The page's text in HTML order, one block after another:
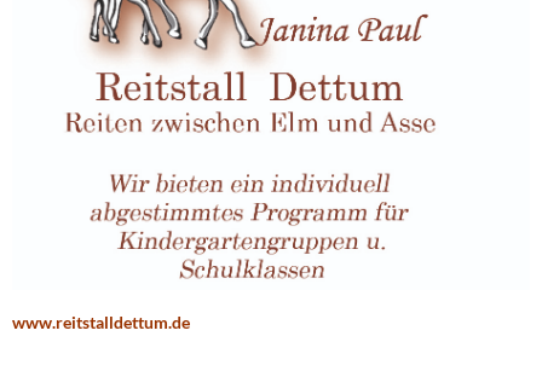
www.reitstalldettum.de